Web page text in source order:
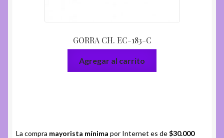
GORRA CH. EC-183-C
Agregar al carrito
La compra mayorista mínima por Internet es de$30.000